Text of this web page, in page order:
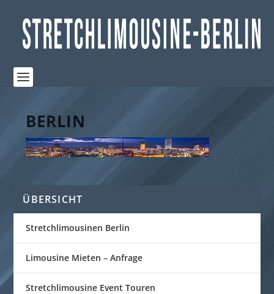
BERLIN
ÜBERSICHT
Stretchlimousinen Berlin
Limousine Mieten – Anfrage
Stretchlimousine Event Touren